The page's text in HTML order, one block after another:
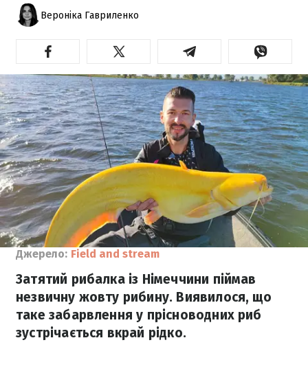
Вероніка Гавриленко
Джерело: Field and stream
Затятий рибалка із Німеччини піймав
незвичну жовту рибину. Виявилося, що
таке забарвлення у прісноводних риб
зустрічається вкрай рідко.